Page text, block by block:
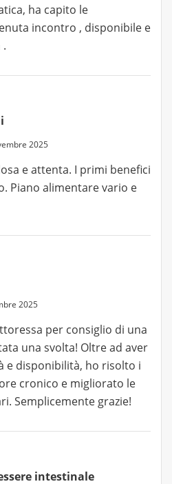
ha capito le
incontro , disponibile e
2025
e attenta. I primi benefici
Piano alimentare vario e
2025
per consiglio di una
una svolta! Oltre ad aver
e disponibilità, ho risolto i
cronico e migliorato le
Semplicemente grazie!
intestinale